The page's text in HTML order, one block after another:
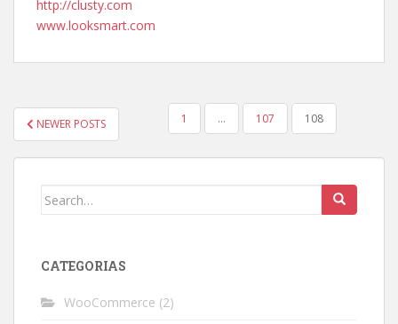
http://clusty.com
www.looksmart.com
POSTS
PAGINATION
NEWER POSTS 1 … 107 108
Search
CATEGORIAS
WooCommerce (2)